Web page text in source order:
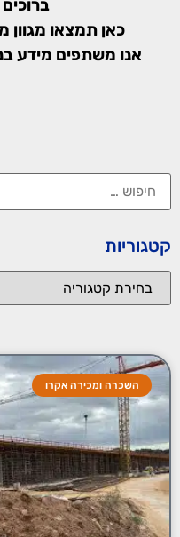
כאן תמצאו מגוון
אנו משתפים מידע
קטגוריות
השכרה ומכירה אקרו